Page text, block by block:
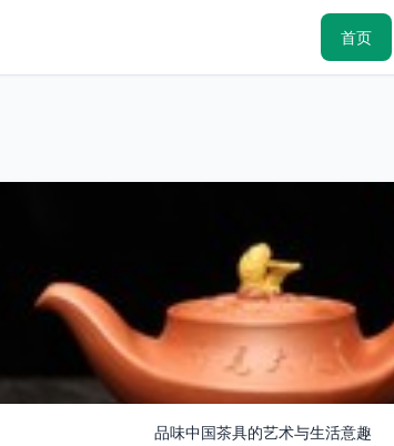
首页
品味中国茶具的艺术与生活意趣